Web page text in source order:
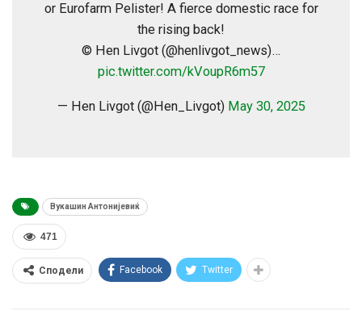
or Eurofarm Pelister! A fierce domestic race for
the rising back!
© Hen Livgot (@henlivgot_news)…
pic.twitter.com/kVoupR6m57
— Hen Livgot (@Hen_Livgot) May 30, 2025
Вукашин Антонијевиќ
471
Сподели Facebook Twitter